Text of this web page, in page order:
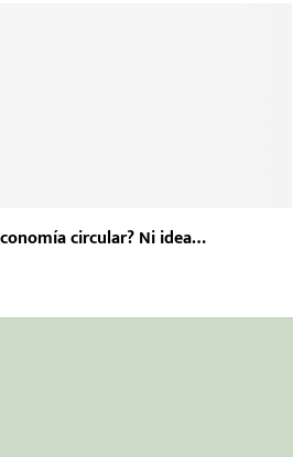
circular? Ni idea…